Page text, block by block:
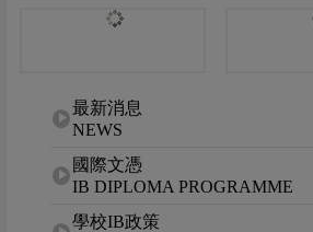
網站選單最新消息
NEWS
國際文憑
IB DIPLOMA PROGRAMME
學校IB政策